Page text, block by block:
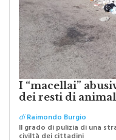
I “macellai”
dei resti di
diRaimondo Burgio